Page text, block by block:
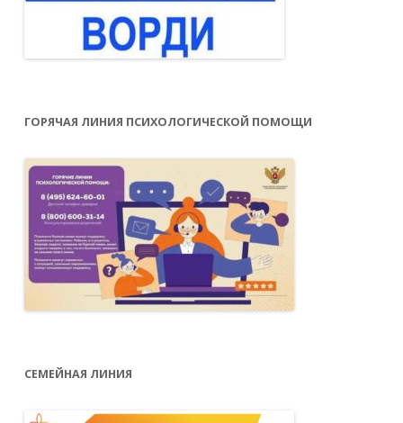
ГОРЯЧАЯ ЛИНИЯ ПСИХОЛОГИЧЕСКОЙ ПОМОЩИ
СЕМЕЙНАЯ ЛИНИЯ